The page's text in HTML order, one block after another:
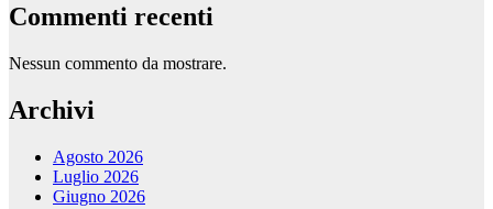
Commenti recenti
Nessun commento da mostrare.
Archivi
Agosto 2026
Luglio 2026
Giugno 2026